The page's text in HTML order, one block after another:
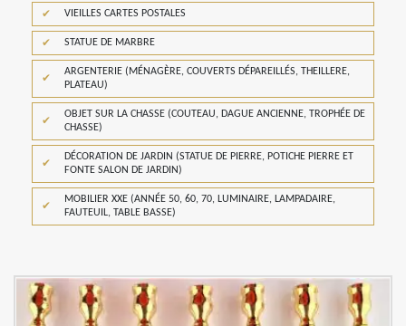
VIEILLES CARTES POSTALES
STATUE DE MARBRE
ARGENTERIE (MÉNAGÈRE, COUVERTS DÉPAREILLÉS, THEILLERE,
PLATEAU)
OBJET SUR LA CHASSE (COUTEAU, DAGUE ANCIENNE, TROPHÉE DE
CHASSE)
DÉCORATION DE JARDIN (STATUE DE PIERRE, POTICHE PIERRE ET
FONTE SALON DE JARDIN)
MOBILIER XXE (ANNÉE 50, 60, 70, LUMINAIRE, LAMPADAIRE,
FAUTEUIL, TABLE BASSE)